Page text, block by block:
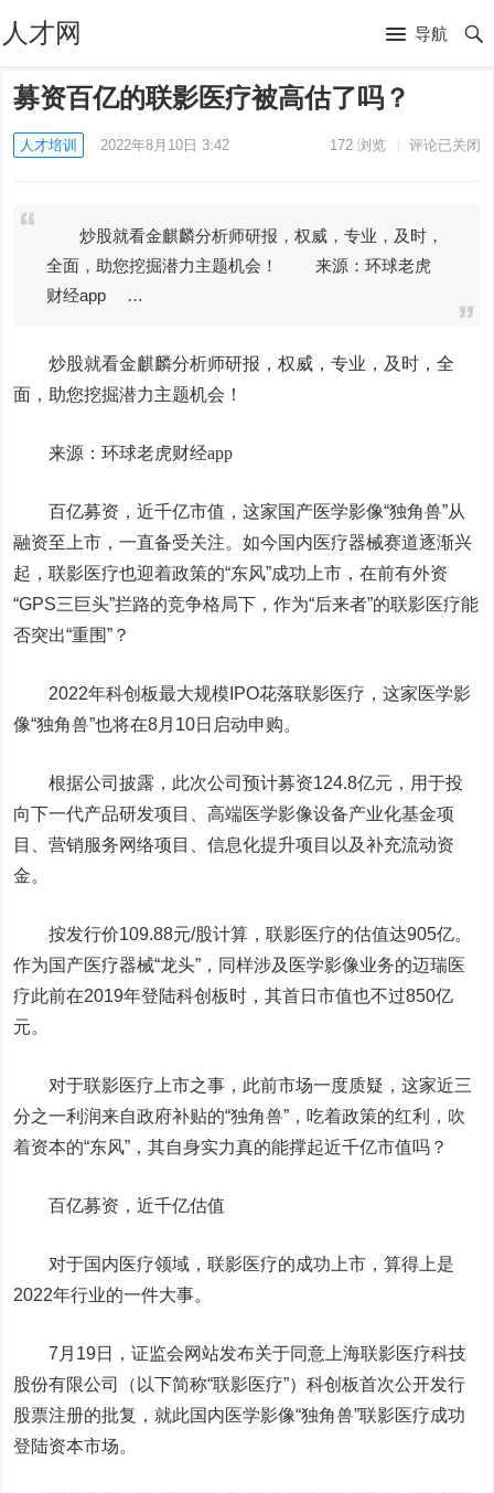
人才网 导航
募资百亿的联影医疗被高估了吗？
人才培训 2022年8月10日 3:42 172浏览 评论已关闭
炒股就看金麒麟分析师研报，权威，专业，及时，
全面，助您挖掘潜力主题机会！ 来源：环球老虎
财经app …
炒股就看金麒麟分析师研报，权威，专业，及时，全
面，助您挖掘潜力主题机会！
来源：环球老虎财经app
百亿募资，近千亿市值，这家国产医学影像“独角兽”从
融资至上市，一直备受关注。如今国内医疗器械赛道逐渐兴
起，联影医疗也迎着政策的“东风”成功上市，在前有外资
“GPS三巨头”拦路的竞争格局下，作为“后来者”的联影医疗能
否突出“重围”？
2022年科创板最大规模IPO花落联影医疗，这家医学影
像“独角兽”也将在8月10日启动申购。
根据公司披露，此次公司预计募资124.8亿元，用于投
向下一代产品研发项目、高端医学影像设备产业化基金项
目、营销服务网络项目、信息化提升项目以及补充流动资
金。
按发行价109.88元/股计算，联影医疗的估值达905亿。
作为国产医疗器械“龙头”，同样涉及医学影像业务的迈瑞医
疗此前在2019年登陆科创板时，其首日市值也不过850亿
元。
对于联影医疗上市之事，此前市场一度质疑，这家近三
分之一利润来自政府补贴的“独角兽”，吃着政策的红利，吹
着资本的“东风”，其自身实力真的能撑起近千亿市值吗？
百亿募资，近千亿估值
对于国内医疗领域，联影医疗的成功上市，算得上是
2022年行业的一件大事。
7月19日，证监会网站发布关于同意上海联影医疗科技
股份有限公司（以下简称“联影医疗”）科创板首次公开发行
股票注册的批复，就此国内医学影像“独角兽”联影医疗成功
登陆资本市场。